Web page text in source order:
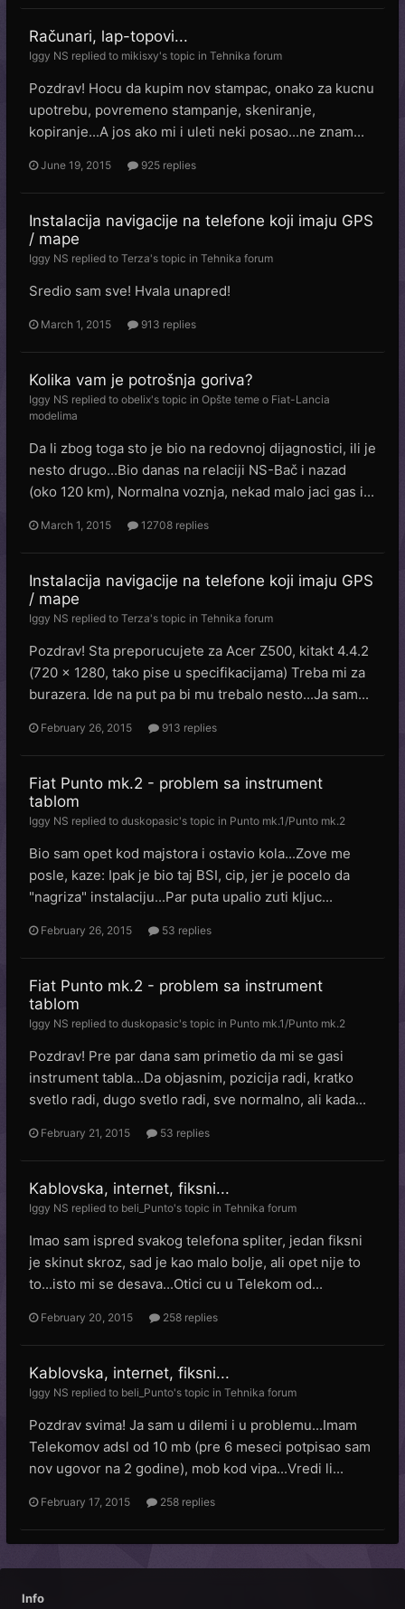
Računari, lap-topovi...
Iggy NS replied to mikisxy's topic in Tehnika forum
Pozdrav! Hocu da kupim nov stampac, onako za kucnu
upotrebu, povremeno stampanje, skeniranje,
kopiranje...A jos ako mi i uleti neki posao...ne znam...
June 19, 2015 925 replies
Instalacija navigacije na telefone koji imaju GPS
/ mape
Iggy NS replied to Terza's topic in Tehnika forum
Sredio sam sve! Hvala unapred!
March 1, 2015 913 replies
Kolika vam je potrošnja goriva?
Iggy NS replied to obelix's topic in Opšte teme o Fiat-Lancia
modelima
Da li zbog toga sto je bio na redovnoj dijagnostici, ili je
nesto drugo...Bio danas na relaciji NS-Bač i nazad
(oko 120 km), Normalna voznja, nekad malo jaci gas i...
March 1, 2015 12708 replies
Instalacija navigacije na telefone koji imaju GPS
/ mape
Iggy NS replied to Terza's topic in Tehnika forum
Pozdrav! Sta preporucujete za Acer Z500, kitakt 4.4.2
(720 x 1280, tako pise u specifikacijama) Treba mi za
burazera. Ide na put pa bi mu trebalo nesto...Ja sam...
February 26, 2015 913 replies
Fiat Punto mk.2 - problem sa instrument
tablom
Iggy NS replied to duskopasic's topic in Punto mk.1/Punto mk.2
Bio sam opet kod majstora i ostavio kola...Zove me
posle, kaze: Ipak je bio taj BSI, cip, jer je pocelo da
"nagriza" instalaciju...Par puta upalio zuti kljuc...
February 26, 2015 53 replies
Fiat Punto mk.2 - problem sa instrument
tablom
Iggy NS replied to duskopasic's topic in Punto mk.1/Punto mk.2
Pozdrav! Pre par dana sam primetio da mi se gasi
instrument tabla...Da objasnim, pozicija radi, kratko
svetlo radi, dugo svetlo radi, sve normalno, ali kada...
February 21, 2015 53 replies
Kablovska, internet, fiksni...
Iggy NS replied to beli_Punto's topic in Tehnika forum
Imao sam ispred svakog telefona spliter, jedan fiksni
je skinut skroz, sad je kao malo bolje, ali opet nije to
to...isto mi se desava...Otici cu u Telekom od...
February 20, 2015 258 replies
Kablovska, internet, fiksni...
Iggy NS replied to beli_Punto's topic in Tehnika forum
Pozdrav svima! Ja sam u dilemi i u problemu...Imam
Telekomov adsl od 10 mb (pre 6 meseci potpisao sam
nov ugovor na 2 godine), mob kod vipa...Vredi li...
February 17, 2015 258 replies
Info